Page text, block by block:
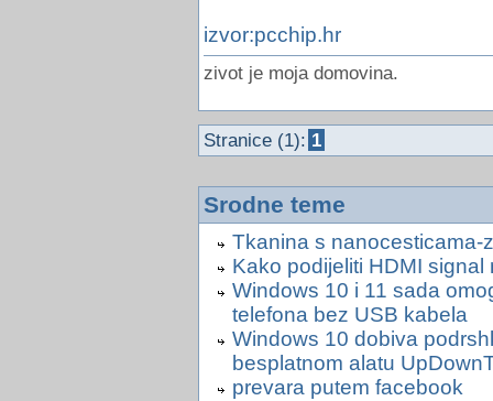
izvor:pcchip.hr
zivot je moja domovina.
Stranice (1): 1
Srodne teme
Tkanina s nanocesticama-
Kako podijeliti HDMI signal
Windows 10 i 11 sada
telefona bez USB kabela
Windows 10 dobiva
besplatnom alatu
prevara putem facebook